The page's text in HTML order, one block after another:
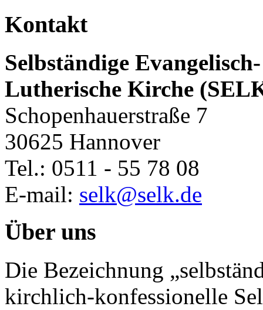
Kontakt
Selbständige Evangelisch-
Lutherische Kirche
Schopenhauerstraße 7
30625 Hannover
Tel.: 0511 - 55 78 08
E-mail: selk@selk.de
Über uns
Die Bezeichnung
kirchlich-konfessionelle